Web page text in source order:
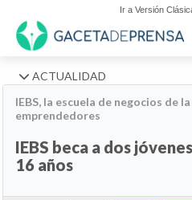
Ir a Versión
ACTUALIDAD
IEBS, la escuela de negocios de
emprendedores
IEBS beca a dos
16 años